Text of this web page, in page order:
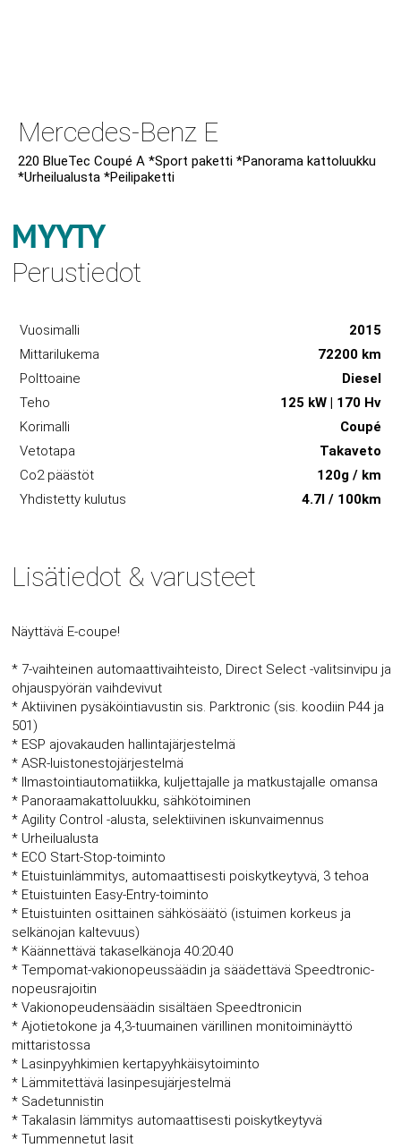
Mercedes-Benz E
220 BlueTec Coupé A *Sport paketti *Panorama kattoluukku
*Urheilualusta *Peilipaketti
MYYTY
Perustiedot
Vuosimalli
2015
Mittarilukema
72200 km
Polttoaine
Diesel
Teho
125 kW | 170 Hv
Korimalli
Coupé
Vetotapa
Takaveto
Co2 päästöt
120g / km
Yhdistetty kulutus
4.7l / 100km
Lisätiedot & varusteet
Näyttävä E-coupe!
* 7-vaihteinen automaattivaihteisto, Direct Select -valitsinvipu ja
ohjauspyörän vaihdevivut
* Aktiivinen pysäköintiavustin sis. Parktronic (sis. koodiin P44 ja
501)
* ESP ajovakauden hallintajärjestelmä
* ASR-luistonestojärjestelmä
* Ilmastointiautomatiikka, kuljettajalle ja matkustajalle omansa
* Panoraamakattoluukku, sähkötoiminen
* Agility Control -alusta, selektiivinen iskunvaimennus
* Urheilualusta
* ECO Start-Stop-toiminto
* Etuistuinlämmitys, automaattisesti poiskytkeytyvä, 3 tehoa
* Etuistuinten Easy-Entry-toiminto
* Etuistuinten osittainen sähkösäätö (istuimen korkeus ja
selkänojan kaltevuus)
* Käännettävä takaselkänoja 40:20:40
* Tempomat-vakionopeussäädin ja säädettävä Speedtronic-
nopeusrajoitin
* Vakionopeudensäädin sisältäen Speedtronicin
* Ajotietokone ja 4,3-tuumainen värillinen monitoiminäyttö
mittaristossa
* Lasinpyyhkimien kertapyyhkäisytoiminto
* Lämmitettävä lasinpesujärjestelmä
* Sadetunnistin
* Takalasin lämmitys automaattisesti poiskytkeytyvä
* Tummennetut lasit